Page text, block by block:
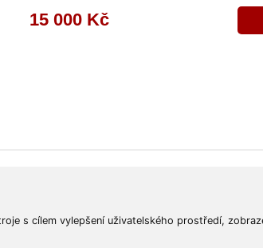
s cílem vylepšení uživatelského prostředí,
15 000 Kč